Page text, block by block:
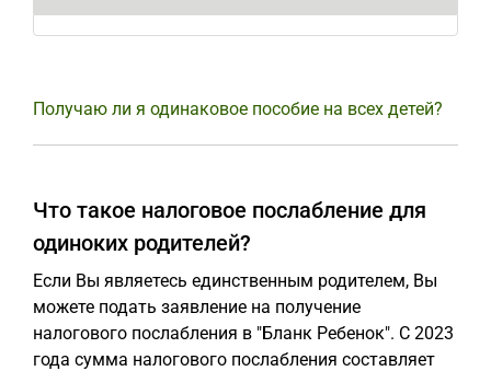
Получаю ли я одинаковое пособие на всех детей?
Что такое налоговое послабление для
одиноких родителей?
Если Вы являетесь единственным родителем, Вы
можете подать заявление на получение
налогового послабления в "Бланк Ребенок". С 2023
года сумма налогового послабления составляет